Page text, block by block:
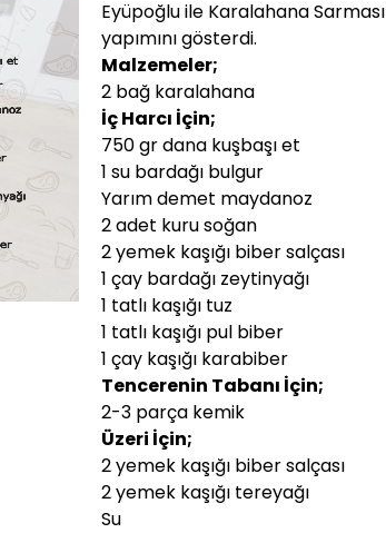
Eyüpoğlu ile Karalahana Sarması
yapımını gösterdi.
Malzemeler;
2 bağ karalahana
İç Harcı İçin;
750 gr dana kuşbaşı et
1 su bardağı bulgur
Yarım demet maydanoz
2 adet kuru soğan
2 yemek kaşığı biber salçası
1 çay bardağı zeytinyağı
1 tatlı kaşığı tuz
1 tatlı kaşığı pul biber
1 çay kaşığı karabiber
Tencerenin Tabanı İçin;
2-3 parça kemik
Üzeri İçin;
2 yemek kaşığı biber salçası
2 yemek kaşığı tereyağı
Su